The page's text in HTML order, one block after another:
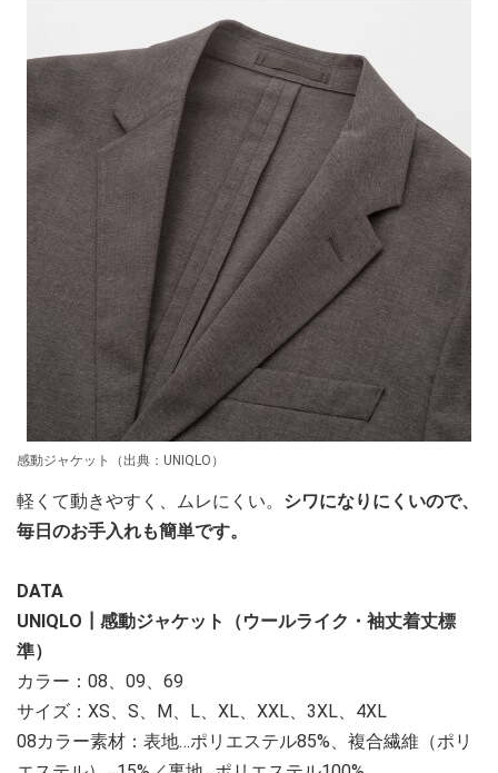
感動ジャケット（出典：UNIQLO）
軽くて動きやすく、ムレにくい。 シワになりにくいので、
毎日のお手入れも簡単です。
DATA
UNIQLO┃感動ジャケット（ウールライク・袖丈着丈標
準）
カラー：08、09、69
サイズ：XS、S、M、L、XL、XXL、3XL、4XL
08カラー素材：表地…ポリエステル85%、複合繊維（ポリ